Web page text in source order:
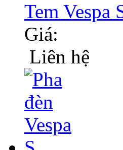
Tem Vespa
Giá:
Liên hệ